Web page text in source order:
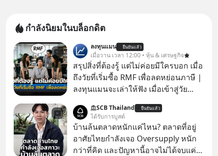
กำลังนิยมในบล็อกดิต
ลงทุนแมน ยืนยันแล้ว
เมื่อวาน เวลา 12:00 • หุ้น & เศรษฐกิจ
สรุปสิ่งที่ต้องรู้ แต่ไม่ค่อยมีใครบอก เมื่อ
ถึงวัยที่เริ่มซื้อ RMF เพื่อลดหย่อนภาษี |
ลงทุนแมนจะเล่าให้ฟัง เมื่อเข้าสู่วัย
ภาษี หลายคนมักได้รับคำแนะนำให้
ลงทุนใน RMF เพราะนอกจากจะช่วยลด
หย่อนภาษีได้แล้ว ยังเป็นโอกาสในการ
สร้างความมั่งคั่งระยะยาว แต่น้อยคน
SCB Thailand ยืนยันแล้ว
ได้รับการบูสต์
บ้านล้นตลาดหนักแค่ไหน? ตลาดที่อยู่
อาศัยไทยกำลังเจอ Oversupply หนัก
กว่าที่คิด และปัญหานี้อาจไม่ได้จบแค่